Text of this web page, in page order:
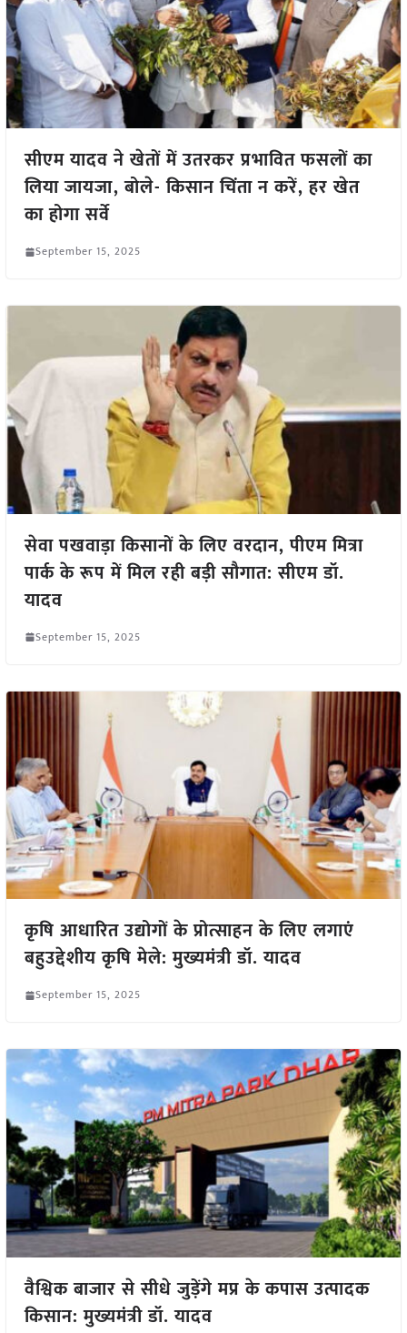
सीएम यादव ने खेतों में उतरकर प्रभावित फसलों का
लिया जायजा, बोले- किसान चिंता न करें, हर खेत
का होगा सर्वे
September 15, 2025
सेवा पखवाड़ा किसानों के लिए वरदान, पीएम मित्रा
पार्क के रूप में मिल रही बड़ी सौगात: सीएम डॉ.
यादव
September 15, 2025
कृषि आधारित उद्योगों के प्रोत्साहन के लिए लगाएं
बहुउद्देशीय कृषि मेले: मुख्यमंत्री डॉ. यादव
September 15, 2025
वैश्व‍िक बाजार से सीधे जुड़ेंगे मप्र के कपास उत्पादक
किसान: मुख्यमंत्री डॉ. यादव